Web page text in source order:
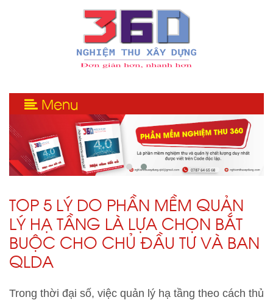
Menu
TOP 5 LÝ DO PHẦN MỀM QUẢN
LÝ HẠ TẦNG LÀ LỰA CHỌN BẮT
BUỘC CHO CHỦ ĐẦU TƯ VÀ BAN
QLDA
Trong thời đại số, việc quản lý hạ tầng theo cách thủ